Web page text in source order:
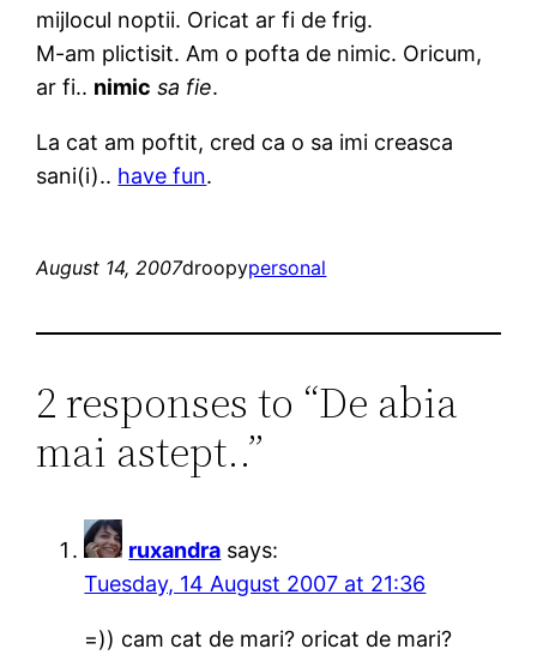
mijlocul noptii. Oricat ar fi de frig.
M-am plictisit. Am o pofta de nimic. Oricum,
ar fi.. nimic sa fie.
La cat am poftit, cred ca o sa imi creasca
sani(i).. have fun.
August 14, 2007droopypersonal
2 responses to “De abia
mai astept..”
ruxandra says:
Tuesday, 14 August 2007 at 21:36
=)) cam cat de mari? oricat de mari?